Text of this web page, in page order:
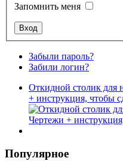
Запомнить меня
Забыли пароль?
Забили логин?
Откидной столик для
+ инструкция, чтобы
Популярное